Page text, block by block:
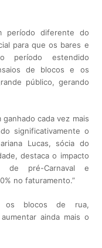
período diferente do
para que os bares e
período estendido
de blocos e os
público, gerando
cada vez mais
significativamente o
Lucas, sócia do
destaca o impacto
de pré-Carnaval e
no faturamento.”
os blocos de rua,
ainda mais o